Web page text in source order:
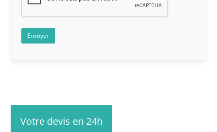
Votre devis en 24h